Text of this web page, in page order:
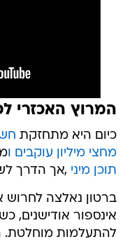
המרוץ האכזרי
כיום היא מתחזקת
מחצי מיליון עוקבים ו
תוכן מיני ,אך הדרך
ברטון נאלצה לחרוש
אינספור אודישנים,
להתעלמות מוחלטת.